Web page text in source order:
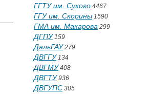
ГГТУ им. Сухого 4467
ГГУ им. Скорины 1590
ГМА им. Макарова 299
ДГПУ159
ДальГАУ279
ДВГГУ134
ДВГМУ408
ДВГТУ936
ДВГУПС 305